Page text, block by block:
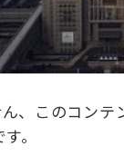
、このコンテ
。